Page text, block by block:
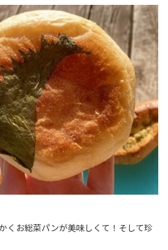
くお総菜パンが美味しくて！そして珍